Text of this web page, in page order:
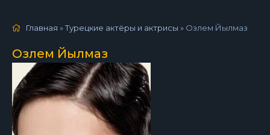
Главная »Турецкие актёры и актрисы » Озлем Йылмаз
Озлем Йылмаз